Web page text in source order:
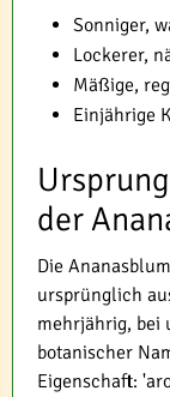
Sonniger,
Lockerer,
Mäßige,
Einjährige
der
Die
ursprünglich
mehrjährig, bei
botanischer
Eigenschaft: